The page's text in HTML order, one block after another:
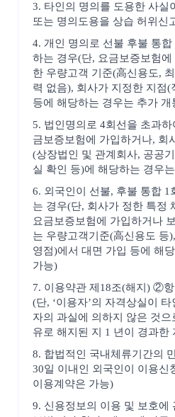
3. 타인의 명의를 도용한 사실
또는 명의도용을 상습 허위신
4. 개인 명의로 선불 후불 통
하는 경우(단, 요금보증보험
한 우량고객 기준(高신용도,
력 없음), 회사가 지정한 지점(
등에 해당하는 경우는 추가 개
5. 법인명의로 4회선을 초과
금보증보험에 가입하거나, 회
(상장법인 및 관계회사, 공공
실 확인 등)에 해당하는 경우
6. 외국인이 선불, 후불 통합 1
는 경우(단, 회사가 정한 특정
요금보증보험에 가입하거나
는 우량고객기준(高신용도 등
영점)에서 대면 가입 등에 해
가능)
7. 이용약관 제18조(해지) ②
(단, ‘이용자’의 자격상실이
자의 과실에 의하지 않은 것
유로 해지된 지 1 년이 경과한
8. 합법적인 국내체류기간의
30일 이내인 외국인이 이용신
이용계약은 가능)
9. 신용정보의 이용 및 보호에